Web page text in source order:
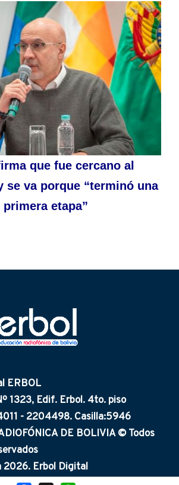
que fue cercano al
se va porque “terminó una
primera etapa”
ERBOL
1323, Edif. Erbol. 4to. piso
- 2204498. Casilla:5946
DE BOLIVIA © Todos
2026. Erbol Digital